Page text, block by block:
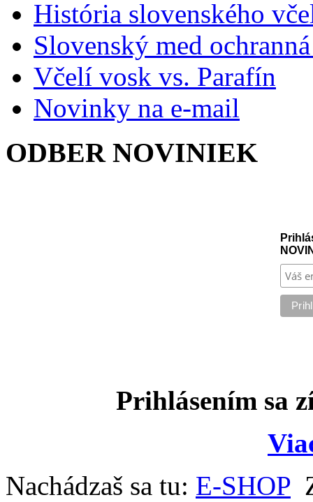
História slovenského
Slovenský med
Včelí vosk vs. Parafín
Novinky na e-mail
ODBER NOVINIEK
Prihlásením sa
Nachádzaš sa tu: E-SHOP